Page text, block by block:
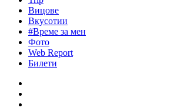
Вицове
Вкусотии
#Време за мен
Фото
Web Report
Билети